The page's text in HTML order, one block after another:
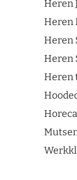
Heren
Heren
Heren
Heren
Heren
Horeca